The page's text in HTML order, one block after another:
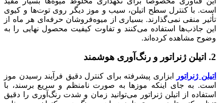
است. با کنترل سطح اتیلن، سیب و موز دیگر روی توت‌ها و کیوی
تأثیر منفی نمی‌گذارند. بسیاری از میوه‌فروشان حرفه‌ای هر ماه از
این جاذب‌ها استفاده می‌کنند و تفاوت کیفیت محصول نهایی را به
وضوح مشاهده کرده‌اند.
2. اتیلن ژنراتور و رنگ‌آوری هوشمند
اتیلن ژنراتور
ابزاری پیشرفته برای کنترل دقیق فرآیند رسیدن موز
است. به جای اینکه موزها به صورت نامنظم و سریع برسند، با
استفاده از اتیلن ژنراتور می‌توانید زمان و شدت رنگ‌آوری را دقیق